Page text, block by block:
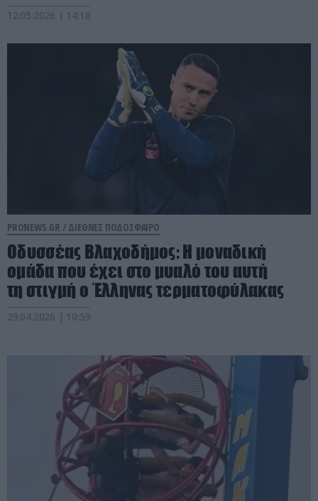
12.05.2026 | 14:18
PRONEWS.GR / ΔΙΕΘΝΕΣ ΠΟΔΟΣΦΑΙΡΟ
Οδυσσέας Βλαχοδήμος: Η μοναδική
ομάδα που έχει στο μυαλό του αυτή
τη στιγμή ο Έλληνας τερματοφύλακας
29.04.2026 | 10:59